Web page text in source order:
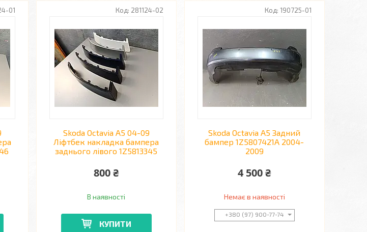
01 281124-02
Skoda Octavia A5 04-09
Ліфтбек накладка бампера
заднього лівого 1Z5813345
800 ₴
В наявності
КУПИТИ
190725-01
Skoda Octavia A5 Задний
бампер 1Z5807421A 2004-
2009
4 500 ₴
Немає в наявності
+380 (97) 900-77-74